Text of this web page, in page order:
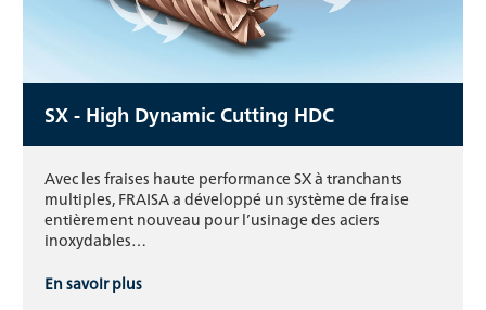
SX - High Dynamic Cutting HDC
Avec les fraises haute performance SX à tranchants
multiples, FRAISA a développé un système de fraise
entièrement nouveau pour l’usinage des aciers
inoxydables…
En savoir plus